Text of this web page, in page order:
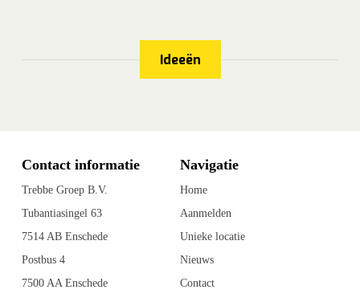
Ideeën
Contact informatie
Trebbe Groep B.V.
Tubantiasingel 63
7514 AB Enschede
Postbus 4
7500 AA Enschede
Navigatie
Home
Aanmelden
Unieke locatie
Nieuws
Contact